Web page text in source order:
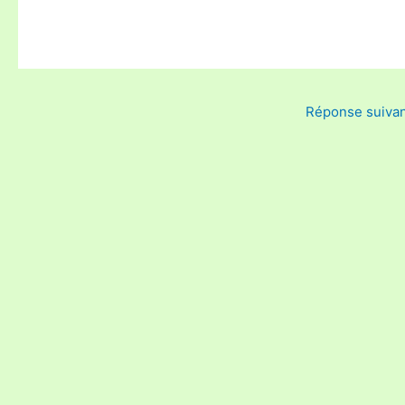
Réponse